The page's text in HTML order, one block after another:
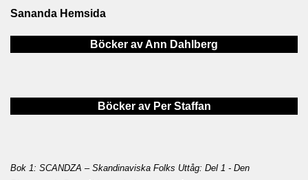
Sananda Hemsida
Böcker av Ann Dahlberg
Böcker av Per Staffan
Bok 1: SCANDZA – Skandinaviska Folks Uttåg: Del 1 - Den